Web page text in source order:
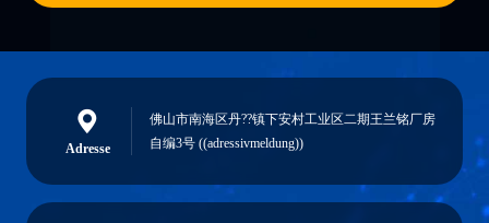
Adresse
佛山市南海区丹??镇下安村工业区二期王兰铭厂房
自编3号 ((adressivmeldung))